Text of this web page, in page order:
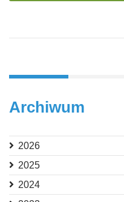
Archiwum
2026
2025
2024